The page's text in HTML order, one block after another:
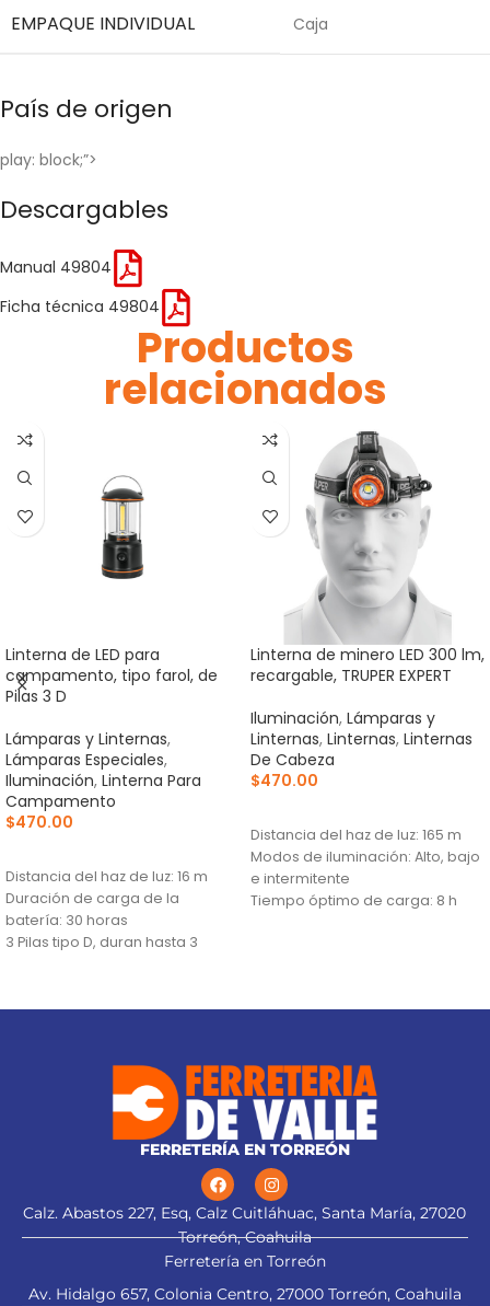
EMPAQUE INDIVIDUAL Caja
País de origen
play: block;”>
Descargables
Manual 49804
Ficha técnica 49804
Productos
relacionados
Linterna de LED para
campamento, tipo farol, de
Pilas 3 D
Lámparas y Linternas,
Lámparas Especiales,
Iluminación, Linterna Para
Campamento
$470.00
Distancia del haz de luz: 16 m
Duración de carga de la
batería: 30 horas
3 Pilas tipo D, duran hasta 3
Linterna de minero LED 300 lm,
recargable, TRUPER EXPERT
Iluminación, Lámparas y
Linternas, Linternas, Linternas
De Cabeza
$470.00
Distancia del haz de luz: 165 m
Modos de iluminación: Alto, bajo
e intermitente
Tiempo óptimo de carga: 8 h
FERRETERÍA EN TORREÓN
Calz. Abastos 227, Esq, Calz Cuitláhuac, Santa María, 27020
Torreón, Coahuila
Ferretería en Torreón
Av. Hidalgo 657, Colonia Centro, 27000 Torreón, Coahuila